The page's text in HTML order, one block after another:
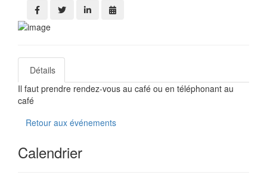
Détails
Il faut prendre rendez-vous au café ou en téléphonant au
café
Retour aux événements
Calendrier